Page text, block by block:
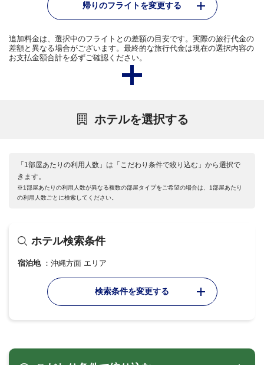
帰りのフライトを変更する
追加料金は、選択中のフライトとの差額の目安です。実際の旅行代金の
差額と異なる場合がございます。最終的な旅行代金は現在の選択内容の
お支払金額合計を必ずご確認ください。
ホテルを選択する
「1部屋あたりの利用人数」は「こだわり条件で絞り込む」から選択で
きます。
※1部屋あたりの利用人数が異なる複数の部屋タイプをご希望の場合は、1部屋あたり
の利用人数ごとに検索してください。
ホテル検索条件
宿泊地 沖縄方面 エリア
検索条件を変更する